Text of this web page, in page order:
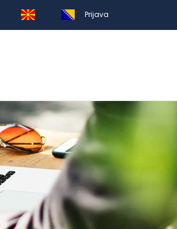
Prijava